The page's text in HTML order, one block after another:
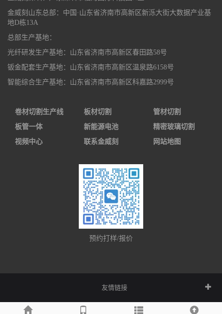
金威刻山东总部：中国·山东省济南市高新区新泺大街大数据产业基
地D栋13A
总部生产基地：
光纤研发生产基地：山东省济南市高新区春田路58号
钣金配套生产基地：山东省济南市高新区温泉路6158号
智能综合生产基地：山东省济南市高新区科嘉路2999号
卷材切割生产线 板材切割
管材切割
板管一体
新能源电池
精密玻璃切割
视频中心
联系金威刻 网站地图
预约打样/报价
友情链接